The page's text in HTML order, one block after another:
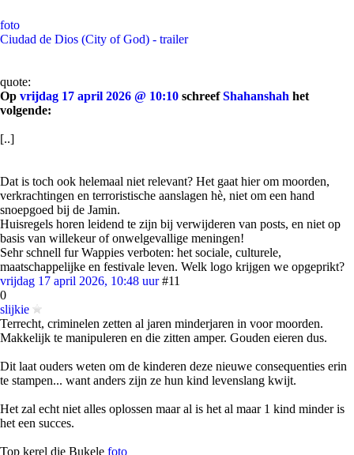
foto
Ciudad de Dios (City of God) - trailer
quote:
Op vrijdag 17 april 2026 @ 10:10 schreefShahanshah het
volgende:
[..]
Dat is toch ook helemaal niet relevant? Het gaat hier om moorden,
verkrachtingen en terroristische aanslagen hè, niet om een hand
snoepgoed bij de Jamin.
Huisregels horen leidend te zijn bij verwijderen van posts, en niet op
basis van willekeur of onwelgevallige meningen!
Sehr schnell fur Wappies verboten: het sociale, culturele,
maatschappelijke en festivale leven. Welk logo krijgen we opgeprikt?
vrijdag 17 april 2026, 10:48 uur #11
0
slijkie
Terrecht, criminelen zetten al jaren minderjaren in voor moorden.
Makkelijk te manipuleren en die zitten amper. Gouden eieren dus.
Dit laat ouders weten om de kinderen deze nieuwe consequenties erin
te stampen... want anders zijn ze hun kind levenslang kwijt.
Het zal echt niet alles oplossen maar al is het al maar 1 kind minder is
het een succes.
Top kerel die Bukele foto